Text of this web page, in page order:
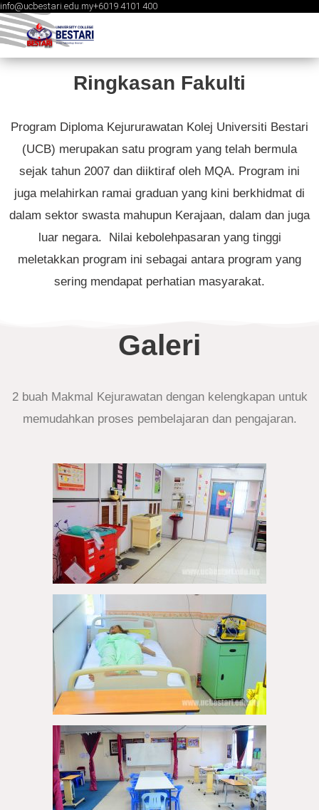
Skip
to
content
info@ucbestari.edu.my+6019 4101 400
Ringkasan Fakulti
Program Diploma Kejururawatan Kolej Universiti Bestari
(UCB) merupakan satu program yang telah bermula
sejak tahun 2007 dan diiktiraf oleh MQA. Program ini
juga melahirkan ramai graduan yang kini berkhidmat di
dalam sektor swasta mahupun Kerajaan, dalam dan juga
luar negara. Nilai kebolehpasaran yang tinggi
meletakkan program ini sebagai antara program yang
sering mendapat perhatian masyarakat.
Galeri
2 buah Makmal Kejurawatan dengan kelengkapan untuk
memudahkan proses pembelajaran dan pengajaran.